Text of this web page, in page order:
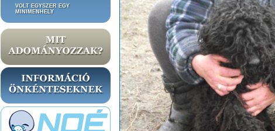
VOLT EGYSZER EGY
MINIMENHELY